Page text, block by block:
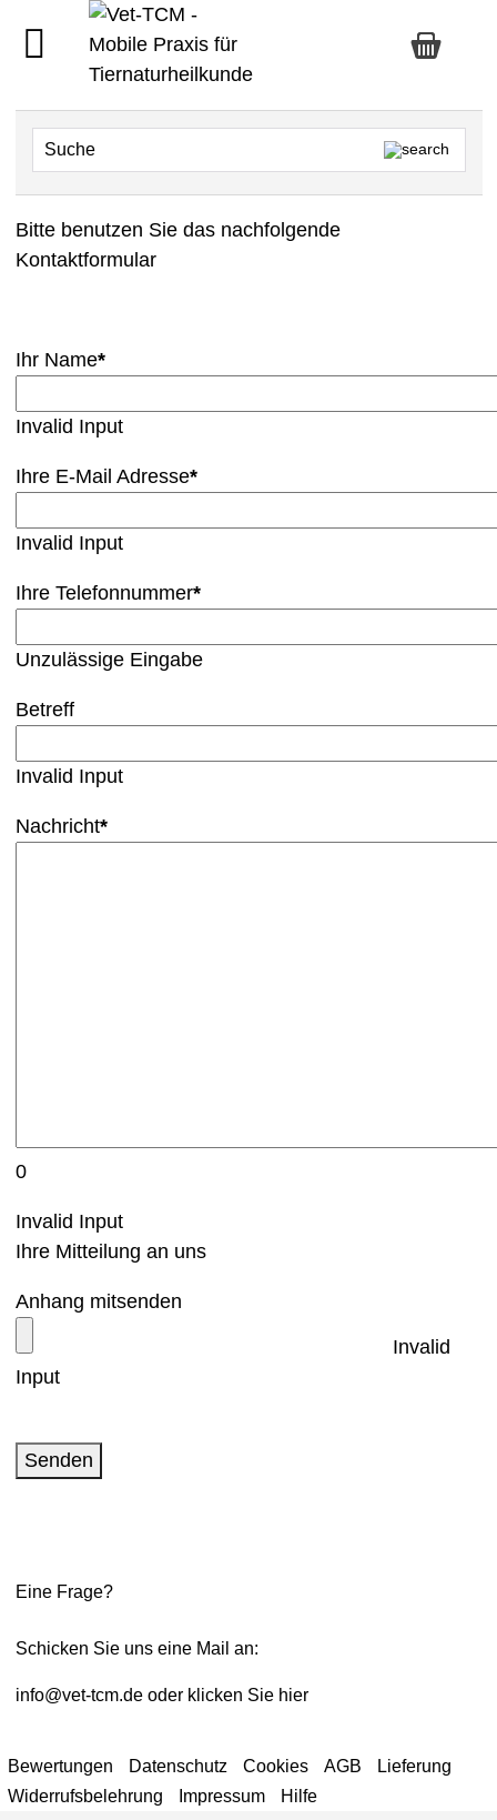
Bitte benutzen Sie das nachfolgende
Kontaktformular
Ihr Name*
Invalid Input
Ihre E-Mail Adresse*
Invalid Input
Ihre Telefonnummer*
Unzulässige Eingabe
Betreff
Invalid Input
Nachricht*
0
Invalid Input
Ihre Mitteilung an uns
Anhang mitsenden
Invalid
Input
Senden
Eine Frage?
Schicken Sie uns eine Mail an:
info@vet-tcm.deoder klicken Sie hier
Bewertungen Datenschutz Cookies AGB
Lieferung
Widerrufsbelehrung
Impressum Hilfe